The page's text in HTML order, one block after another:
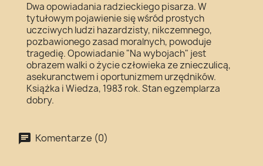
Dwa opowiadania radzieckiego pisarza. W
tytułowym pojawienie się wśród prostych
uczciwych ludzi hazardzisty, nikczemnego,
pozbawionego zasad moralnych, powoduje
tragedię. Opowiadanie "Na wybojach" jest
obrazem walki o życie człowieka ze znieczulicą,
asekuranctwem i oportunizmem urzędników.
Książka i Wiedza, 1983 rok. Stan egzemplarza
dobry.
Komentarze (0)